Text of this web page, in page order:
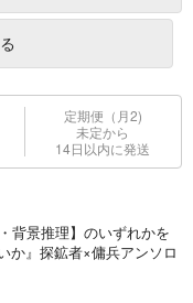
定期便（月2)
未定から
14日以内に発送
背景推理】のいずれかを
か』探鉱者×傭兵アンソロ